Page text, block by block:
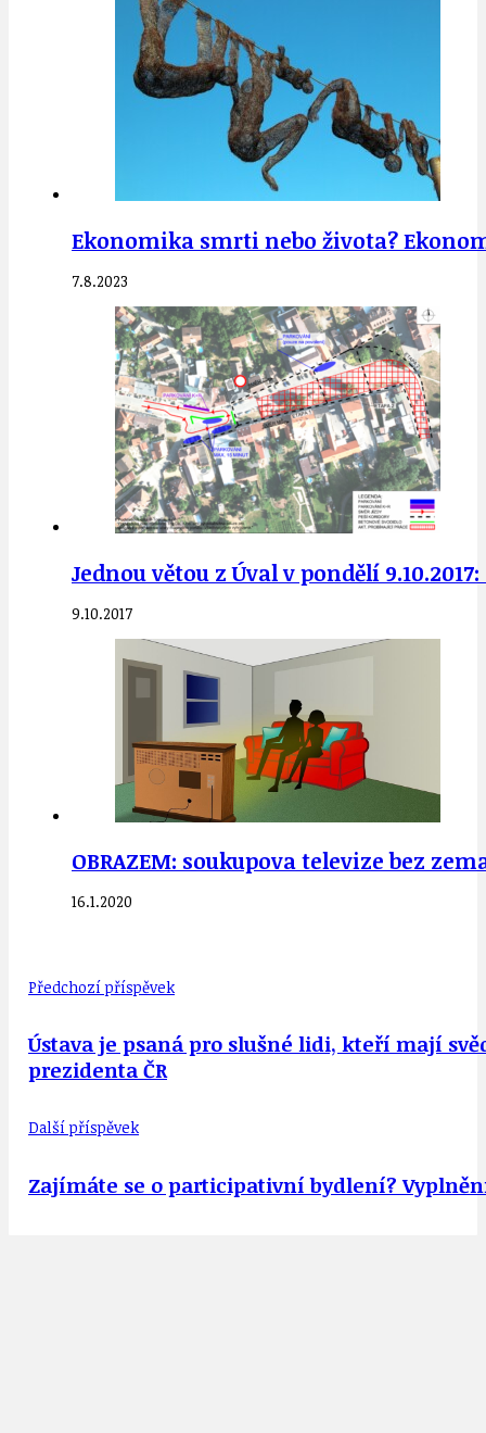
Ekonomika smrti nebo života?
7.8.2023
Jednou větou z Úval v pondělí
9.10.2017
OBRAZEM: soukupova televize bez
16.1.2020
Předchozí příspěvek
Ústava je psaná pro slušné lidi, kteří mají
prezidenta ČR
Další příspěvek
Zajímáte se o participativní bydlení?